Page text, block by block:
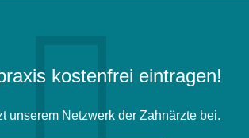
kostenfrei eintragen!
unserem Netzwerk der Zahnärzte bei.